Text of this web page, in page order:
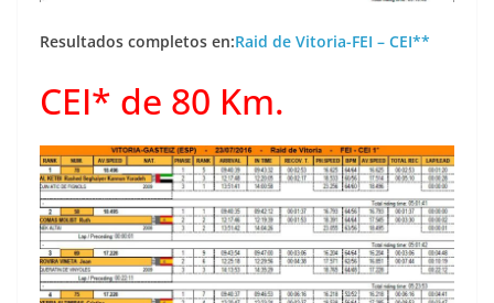
Resultados completos en:Raid de Vitoria-FEI – CEI**
CEI* de 80 Km.